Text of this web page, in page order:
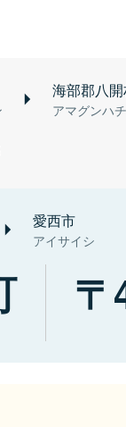
海部郡八
アマグンハ
愛西市
アイサイシ